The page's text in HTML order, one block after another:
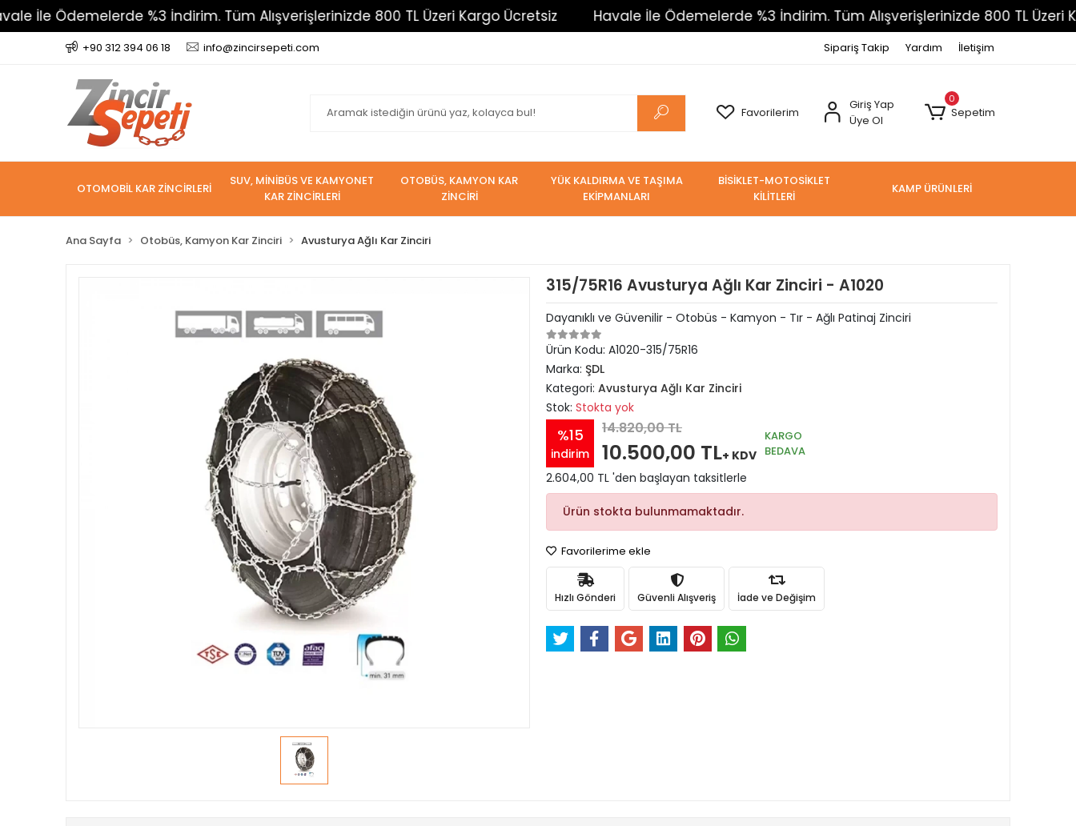
Ödemelerde %3 İndirim. Tüm Alışverişlerinizde 800 TL Üzeri Kargo Ücretsiz Havale İle Ödemelerde %3 İndirim. Tüm Alışverişlerinizde 800 TL Üzeri Kargo
+90 312 394 06 18 info@zincirsepeti.com Sipariş Takip Yardım İletişim
Favorilerim
Giriş Yap
Üye Ol
0
Sepetim
OTOMOBİL KAR ZİNCİRLERİ
SUV, MİNİBÜS VE KAMYONET
KAR ZİNCİRLERİ
OTOBÜS, KAMYON KAR
ZİNCİRİ
YÜK KALDIRMA VE TAŞIMA
EKİPMANLARI
BİSİKLET-MOTOSİKLET
KİLİTLERİ
KAMP ÜRÜNLERİ
Ana Sayfa Otobüs, Kamyon Kar Zinciri Avusturya Ağlı Kar Zinciri
315/75R16 Avusturya Ağlı Kar Zinciri - A1020
Dayanıklı ve Güvenilir - Otobüs - Kamyon - Tır - Ağlı Patinaj Zinciri
Ürün Kodu: A1020-315/75R16
Marka: ŞDL
Kategori: Avusturya Ağlı Kar Zinciri
Stok: Stokta yok
%15
indirim
14.820,00 TL
10.500,00 TL+ KDV
KARGO
BEDAVA
2.604,00 TL 'den başlayan taksitlerle
Ürün stokta bulunmamaktadır.
Favorilerime ekle
Hızlı Gönderi Güvenli Alışveriş İade ve Değişim